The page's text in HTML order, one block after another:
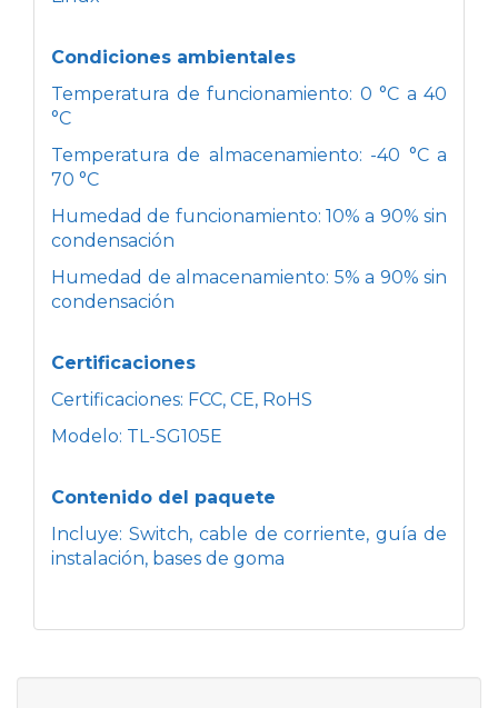
Condiciones ambientales
Temperatura de funcionamiento: 0 °C a 40
°C
Temperatura de almacenamiento: -40 °C a
70 °C
Humedad de funcionamiento: 10% a 90% sin
condensación
Humedad de almacenamiento: 5% a 90% sin
condensación
Certificaciones
Certificaciones: FCC, CE, RoHS
Modelo: TL-SG105E
Contenido del paquete
Incluye: Switch, cable de corriente, guía de
instalación, bases de goma